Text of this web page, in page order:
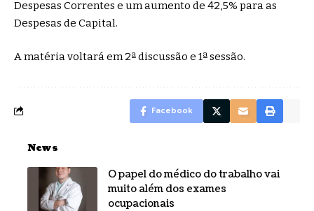
Despesas Correntes e um aumento de 42,5% para as
Despesas de Capital.
A matéria voltará em 2ª discussão e 1ª sessão.
Facebook
News
O papel do médico do trabalho vai
muito além dos exames
ocupacionais